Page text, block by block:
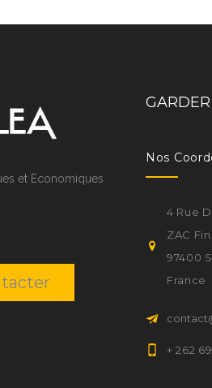
et Economiques
Nos
4 Rue
ZAC
97400
France
+ 262